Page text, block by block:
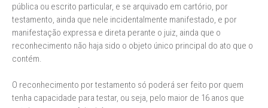
pública ou escrito particular, e se arquivado em cartório, por
testamento, ainda que nele incidentalmente manifestado, e por
manifestação expressa e direta perante o juiz, ainda que o
reconhecimento não haja sido o objeto único principal do ato que o
contém.
O reconhecimento por testamento só poderá ser feito por quem
tenha capacidade para testar, ou seja, pelo maior de 16 anos que